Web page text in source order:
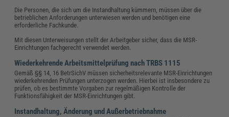
Die Personen, die sich um die Instandhaltung kümmern, müssen über die
betrieblichen Anforderungen unterwiesen werden und benötigen eine
erforderliche Fachkunde.
Mit diesen Unterweisungen stellt der Arbeitgeber sicher, dass die MSR-
Einrichtungen fachgerecht verwendet werden.
Wiederkehrende Arbeitsmittelprüfung nach TRBS 1115
Gemäß §§ 14, 16 BetrSichV müssen sicherheitsrelevante MSR-Einrichtungen
wiederkehrenden Prüfungen unterzogen werden. Hierbei ist insbesondere zu
prüfen, ob es bestimmte Vorgaben zur regelmäßigen Kontrolle der
Funktionsfähigkeit der MSR-Einrichtungen gibt.
Instandhaltung, Änderung und Außerbetriebnahme